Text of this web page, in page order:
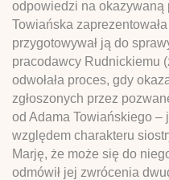
odpowiedzi na okazywaną
Towiańska
przygotowywał ją do
pracodawcy Rudnickiemu
odwołała proces, gdy
zgłoszonych przez
od Adama Towiańskiego –
względem charakteru
Marję, że może się do
odmówił jej zwrócenia